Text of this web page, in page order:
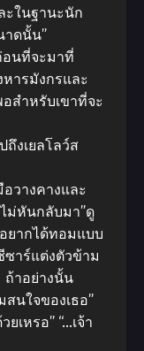
ะในฐานะนัก
าดนั้น”
นที่จะมาที่
ารมังกรและ
สําหรับเขาที่จะ
ถึงเยลโลว์ส
อวางคางและ
ม่หันกลับมา”ดู
อยากได้ทอมแบบ
ซาร์แต่งตัวข้าม
ถ้าอย่างนั้น
สนใจของเธอ”
เหรอ” “…เจ้า